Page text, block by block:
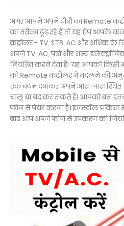
अगर आपने अपने टीवी का Remote
का तरीका ढूंढ रहे हैं तो यह ऐप आपके
कंट्रोलर - TV, STB, AC और अधिक के
अपने TV, AC, पंखे और अन्य
नियंत्रित करने देता है। यह आपको
को Remote कंट्रोलर में बदलने की
एक बटन दबाकर अपने आस-पास स्थित
चालू या बंद कर सकते हैं। आपको बस
फोन से पेयर करना है। इनस्टॉल
बाद आप अपने फोन से उपकरण को